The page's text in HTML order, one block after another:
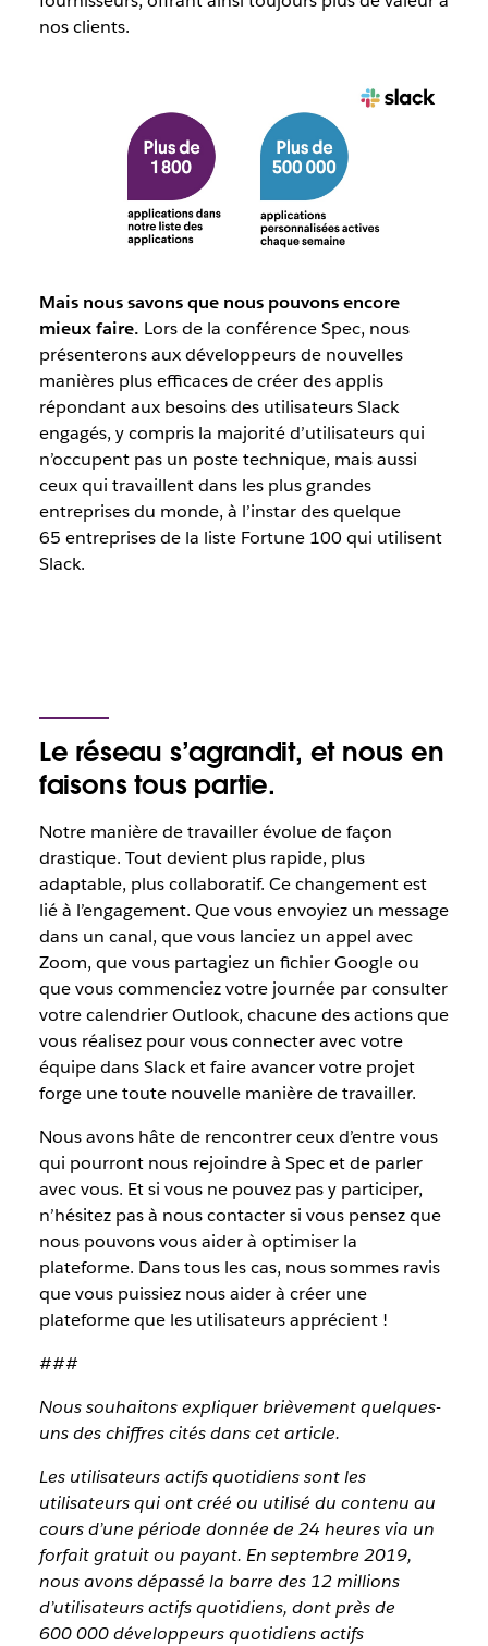
nos clients.
Mais nous savons que nous pouvons encore
mieux faire. Lors de la conférence Spec, nous
présenterons aux développeurs de nouvelles
manières plus efficaces de créer des applis
répondant aux besoins des utilisateurs Slack
engagés, y compris la majorité d’utilisateurs qui
n’occupent pas un poste technique, mais aussi
ceux qui travaillent dans les plus grandes
entreprises du monde, à l’instar des quelque
65 entreprises de la liste Fortune 100 qui utilisent
Slack.
Le réseau s’agrandit, et nous en
faisons tous partie.
Notre manière de travailler évolue de façon
drastique. Tout devient plus rapide, plus
adaptable, plus collaboratif. Ce changement est
lié à l’engagement. Que vous envoyiez un message
dans un canal, que vous lanciez un appel avec
Zoom, que vous partagiez un fichier Google ou
que vous commenciez votre journée par consulter
votre calendrier Outlook, chacune des actions que
vous réalisez pour vous connecter avec votre
équipe dans Slack et faire avancer votre projet
forge une toute nouvelle manière de travailler.
Nous avons hâte de rencontrer ceux d’entre vous
qui pourront nous rejoindre à Spec et de parler
avec vous. Et si vous ne pouvez pas y participer,
n’hésitez pas à nous contacter si vous pensez que
nous pouvons vous aider à optimiser la
plateforme. Dans tous les cas, nous sommes ravis
que vous puissiez nous aider à créer une
plateforme que les utilisateurs apprécient !
###
Nous souhaitons expliquer brièvement quelques-
uns des chiffres cités dans cet article.
Les utilisateurs actifs quotidiens sont les
utilisateurs qui ont créé ou utilisé du contenu au
cours d’une période donnée de 24 heures via un
forfait gratuit ou payant. En septembre 2019,
nous avons dépassé la barre des 12 millions
d’utilisateurs actifs quotidiens, dont près de
600 000 développeurs quotidiens actifs